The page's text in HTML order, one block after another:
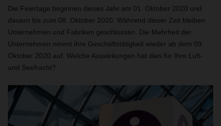
Die Feiertage beginnen dieses Jahr am 01. Oktober 2020 und
dauern bis zum 08. Oktober 2020. Während dieser Zeit bleiben
Unternehmen und Fabriken geschlossen. Die Mehrheit der
Unternehmen nimmt ihre Geschäftstätigkeit wieder ab dem 09.
Oktober 2020 auf. Welche Auswirkungen hat dies für Ihre Luft-
und Seefracht?